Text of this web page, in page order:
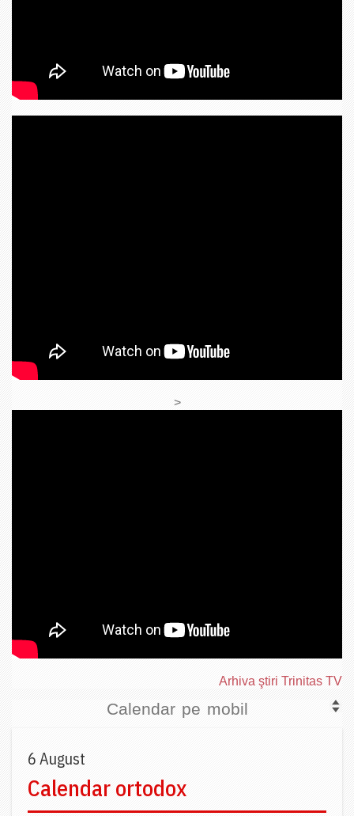
>
Arhiva ştiri Trinitas TV
Calendar pe mobil
6 August
Calendar ortodox